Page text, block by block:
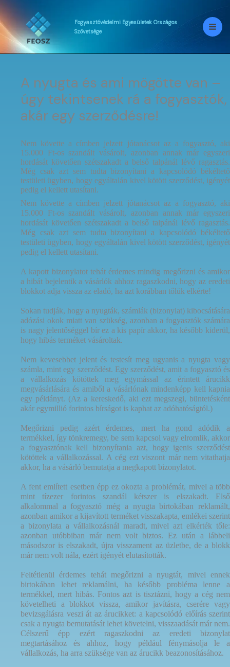
Skip
to
content
Fogyasztóvédelmi Egyesületek Országos
Szövetsége
A nyugta és ami mögötte van –
úgy tekintsenek rá a fogyasztók,
akár egy szerződésre!
Nem követte a címben jelzett jótanácsot az a fogyasztó, aki
15.000 Ft-os szandált vásárolt, azonban annak már egyszeri
hordását követően szétszakadt a belső talpánál lévő ragasztás.
Még csak azt sem tudta bizonyítani a kapcsolódó békéltető
testületi ügyben, hogy egyáltalán kivel kötött szerződést, igényét
pedig el kellett utasítani.
Nem követte a címben jelzett jótanácsot az a fogyasztó, aki
15.000 Ft-os szandált vásárolt, azonban annak már egyszeri
hordását követően szétszakadt a belső talpánál lévő ragasztás.
Még csak azt sem tudta bizonyítani a kapcsolódó békéltető
testületi ügyben, hogy egyáltalán kivel kötött szerződést, igényét
pedig el kellett utasítani.
A kapott bizonylatot tehát érdemes mindig megőrizni és amikor
a hibát bejelentik a vásárlók ahhoz ragaszkodni, hogy az eredeti
blokkot adja vissza az eladó, ha azt korábban tőlük elkérte!
Sokan tudják, hogy a nyugták, számlák (bizonylat) kibocsátására
adózási okok miatt van szükség, azonban a fogyasztók számára
is nagy jelentőséggel bír ez a kis papír akkor, ha később kiderül,
hogy hibás terméket vásároltak.
Nem kevesebbet jelent és testesít meg ugyanis a nyugta vagy
számla, mint egy szerződést. Egy szerződést, amit a fogyasztó és
a vállalkozás kötöttek meg egymással az érintett árucikk
megvásárlására és amiből a vásárlónak mindenképp kell kapnia
egy példányt. (Az a kereskedő, aki ezt megszegi, büntetésként
akár egymillió forintos bírságot is kaphat az adóhatóságtól.)
Megőrizni pedig azért érdemes, mert ha gond adódik a
termékkel, így tönkremegy, be sem kapcsol vagy elromlik, akkor
a fogyasztónak kell bizonyítania azt, hogy igenis szerződést
kötöttek a vállalkozással. A cég ezt viszont már nem vitathatja
akkor, ha a vásárló bemutatja a megkapott bizonylatot.
A fent említett esetben épp ez okozta a problémát, mivel a több
mint tízezer forintos szandál kétszer is elszakadt. Első
alkalommal a fogyasztó még a nyugta birtokában reklamált,
azonban amikor a kijavított terméket visszakapta, emlékei szerint
a bizonylata a vállalkozásnál maradt, mivel azt elkérték tőle:
azonban utóbbiban már nem volt biztos. Ez után a lábbeli
másodszor is elszakadt, újra visszament az üzletbe, de a blokk
már nem volt nála, ezért igényét elutasították.
Feltétlenül érdemes tehát megőrizni a nyugtát, mivel ennek
birtokában lehet reklamálni, ha később probléma lenne a
termékkel, mert hibás. Fontos azt is tisztázni, hogy a cég nem
követelheti a blokkot vissza, amikor javításra, cserére vagy
bevizsgálásra veszi át az árucikket: a kapcsolódó előírás szerint
csak a nyugta bemutatását lehet követelni, visszaadását már nem.
Célszerű épp ezért ragaszkodni az eredeti bizonylat
megtartásához és ahhoz, hogy például fénymásolja le a
vállalkozás, ha arra szüksége van az árucikk beazonosításához.